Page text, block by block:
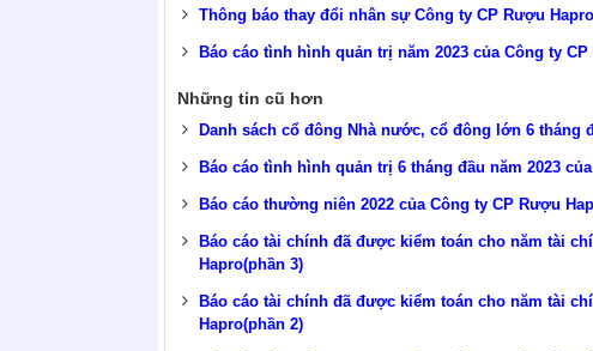
Thông báo thay đổi nhân sự Công ty CP Rượu Hapro
Báo cáo tình hình quản trị năm 2023 của Công ty
Những tin cũ hơn
Danh sách cổ đông Nhà nước, cổ đông lớn 6 tháng
Báo cáo tình hình quản trị 6 tháng đầu năm 2023
Báo cáo thường niên 2022 của Công ty CP Rượu
Báo cáo tài chính đã được kiểm toán cho năm tài
Hapro(phần 3)
Báo cáo tài chính đã được kiểm toán cho năm tài
Hapro(phần 2)